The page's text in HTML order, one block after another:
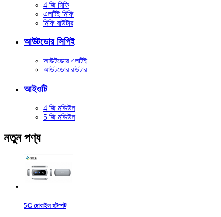
4 জি মিফি
এলটিই মিফি
মিফি রাউটার
আউটডোর সিপিই
আউটডোর এলটিই
আউটডোর রাউটার
আইওটি
4 জি মডিউল
5 জি মডিউল
নতুন পণ্য
5G মোবাইল হটস্পট